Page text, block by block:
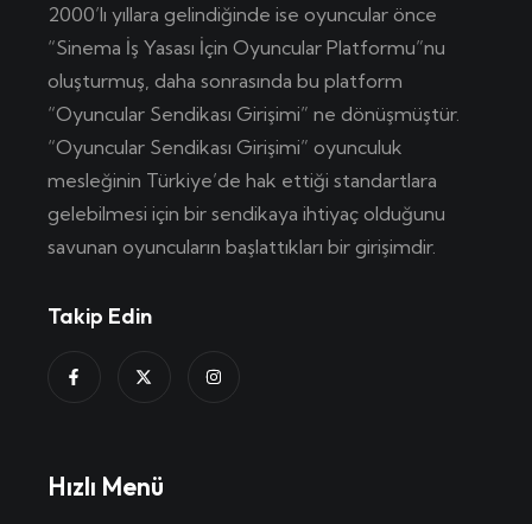
2000’lı yıllara gelindiğinde ise oyuncular önce
“Sinema İş Yasası İçin Oyuncular Platformu”nu
oluşturmuş, daha sonrasında bu platform
“Oyuncular Sendikası Girişimi” ne dönüşmüştür.
“Oyuncular Sendikası Girişimi” oyunculuk
mesleğinin Türkiye’de hak ettiği standartlara
gelebilmesi için bir sendikaya ihtiyaç olduğunu
savunan oyuncuların başlattıkları bir girişimdir.
Takip Edin
Hızlı Menü